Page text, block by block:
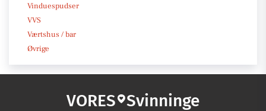
Vinduespudser
VVS
Værtshus / bar
Øvrige
VORES Svinninge